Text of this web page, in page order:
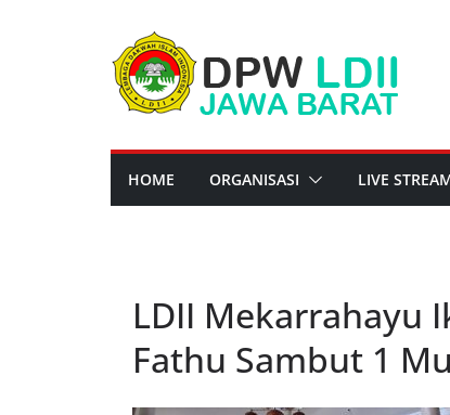
HOME ORGANISASI LIVE
LDII Mekarrahayu
Fathu Sambut 1